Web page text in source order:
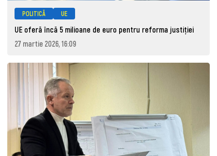
POLITICĂ UE
UE oferă încă 5 milioane de euro pentru reforma justiției
27 martie 2026, 16:09